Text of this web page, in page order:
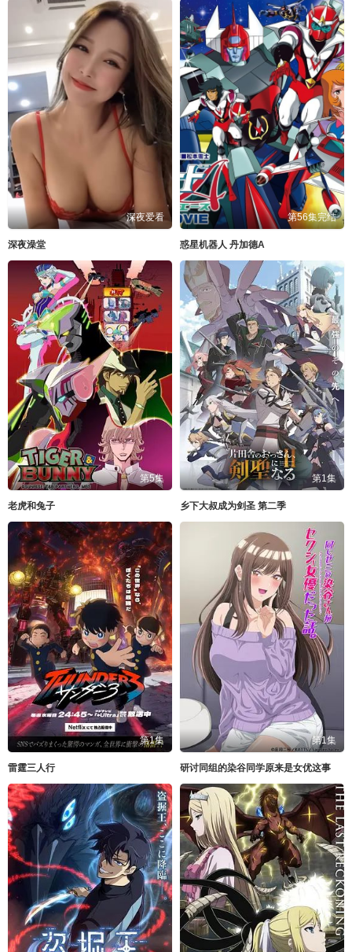
深夜爱看
深夜澡堂
第56集完结
惑星机器人 丹加德A
第5集
老虎和兔子
第1集
乡下大叔成为剑圣 第二季
第1集
雷霆三人行
第1集
研讨同组的染谷同学原来是女优这事